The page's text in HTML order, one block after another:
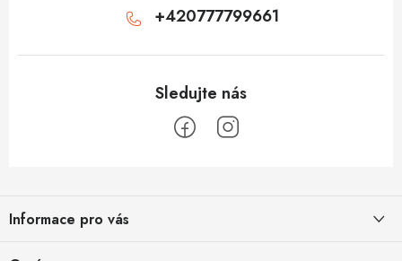
+420777799661
pInformace pro vás